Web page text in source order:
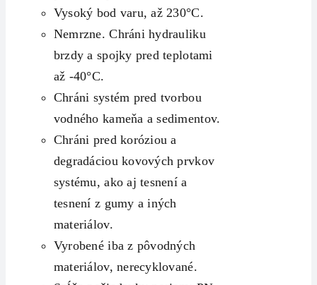
Vysoký bod varu, až 230°C.
Nemrzne. Chráni hydrauliku
brzdy a spojky pred teplotami
až -40°C.
Chráni systém pred tvorbou
vodného kameňa a sedimentov.
Chráni pred koróziou a
degradáciou kovových prvkov
systému, ako aj tesnení a
tesnení z gumy a iných
materiálov.
Vyrobené iba z pôvodných
materiálov, nerecyklované.